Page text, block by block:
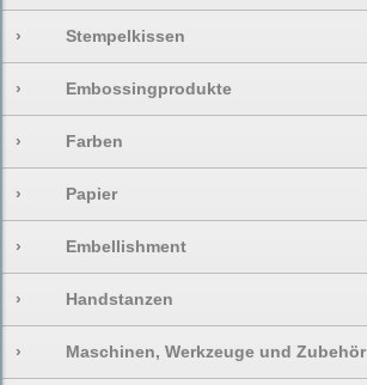
› Stempelkissen
› Embossingprodukte
› Farben
› Papier
› Embellishment
› Handstanzen
› Maschinen, Werkzeuge und Zubehör